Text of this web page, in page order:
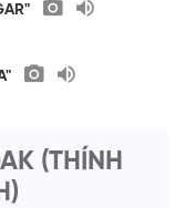
(THÍNH